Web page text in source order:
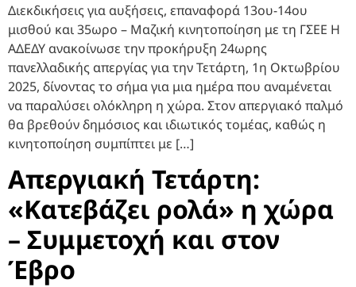
Διεκδικήσεις για αυξήσεις, επαναφορά 13ου-14ου
μισθού και 35ωρο – Μαζική κινητοποίηση με τη ΓΣΕΕ Η
ΑΔΕΔΥ ανακοίνωσε την προκήρυξη 24ωρης
πανελλαδικής απεργίας για την Τετάρτη, 1η Οκτωβρίου
2025, δίνοντας το σήμα για μια ημέρα που αναμένεται
να παραλύσει ολόκληρη η χώρα. Στον απεργιακό παλμό
θα βρεθούν δημόσιος και ιδιωτικός τομέας, καθώς η
κινητοποίηση συμπίπτει με […]
Απεργιακή Τετάρτη:
«Κατεβάζει ρολά» η χώρα
– Συμμετοχή και στον
Έβρο